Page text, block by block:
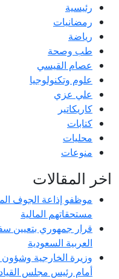
رئيسية
رمضانيات
رياضة
طب وصحة
عصام القيسي
علوم وتكنولوجيا
علي عزي
كاريكاتير
كتابات
محليات
منوعات
اخر المقالات
موظفو إذاعة الجوف
مستحقاتهم المالية
قرار جمهوري بتعيين
العربية السعودية
وزيرة الخارجية وشؤون
أمام رئيس مجلس